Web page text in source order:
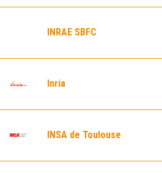
INRAE SBFC
Inria
INSA de Toulouse